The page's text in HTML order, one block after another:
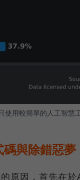
用較簡單的人工智慧工
與除錯惡夢
原因，首先在